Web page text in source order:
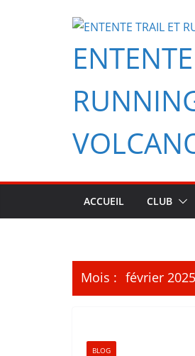
ACCUEIL CLUB
Mois : février 2025
BLOG